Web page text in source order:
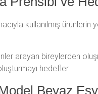
kullanılmış ürünlerin
arayan bireylerden
hedefler.
Beyaz